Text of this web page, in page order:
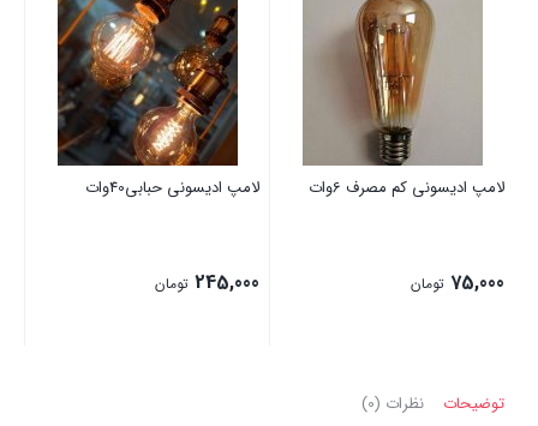
لامپ ادیسونی کم مصرف 6وات
75,000 تومان
لامپ ادیسونی حبابی40وات
245,000 تومان
توضیحات نظرات (0)